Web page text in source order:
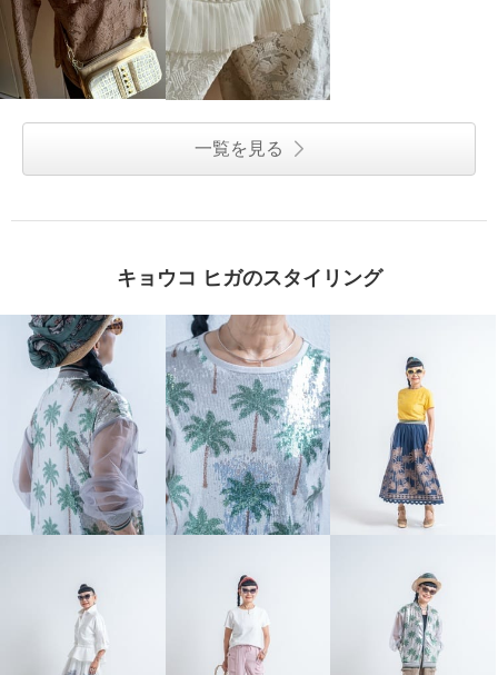
一覧を見る
キョウコ ヒガのスタイリング